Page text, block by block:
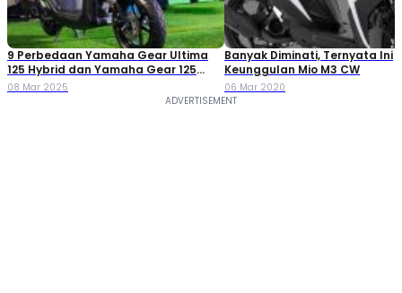
9 Perbedaan Yamaha Gear Ultima
125 Hybrid dan Yamaha Gear 125
Biasa
08 Mar 2025
Banyak Diminati, Ternyata Ini
Keunggulan Mio M3 CW
06 Mar 2020